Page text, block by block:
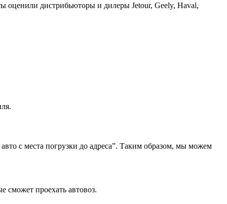
оценили дистрибьюторы и дилеры Jetour, Geely, Haval,
с места погрузки до адреса”. Таким образом, мы можем
сможет проехать автовоз.